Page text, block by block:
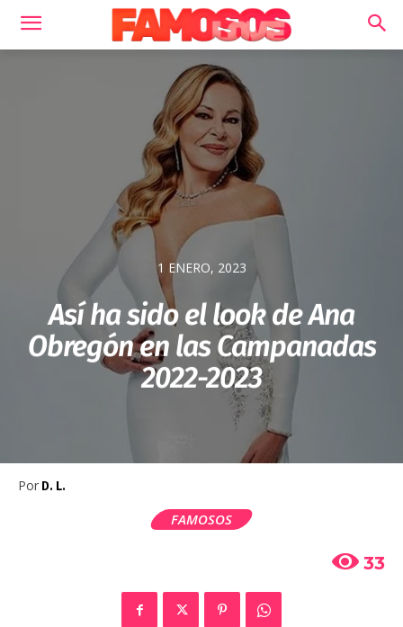
1 ENERO, 2023
Así ha sido el look de Ana
Obregón en las Campanadas
2022-2023
Por D. L.
FAMOSOS
33